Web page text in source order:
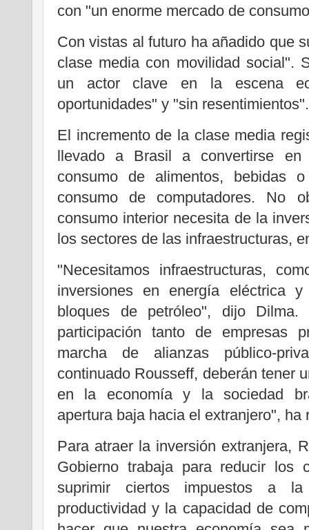
con "un enorme mercado de
Con vistas al futuro ha añadido que
clase media con movilidad social".
un actor clave en la escena
oportunidades" y "sin resentimientos".
El incremento de la clase media
llevado a Brasil a convertirse
consumo de alimentos, bebidas
consumo de computadores. No
consumo interior necesita de la
los sectores de las infraestructuras,
"Necesitamos infraestructuras,
inversiones en energía eléctrica
bloques de petróleo", dijo
participación tanto de empresas
marcha de alianzas público-
continuado Rousseff, deberán tener
en la economía y la sociedad
apertura baja hacia el extranjero", ha
Para atraer la inversión extranjera,
Gobierno trabaja para reducir
suprimir ciertos impuestos a
productividad y la capacidad de